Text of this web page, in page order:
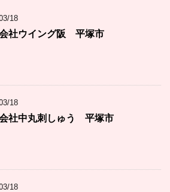
18
社ウイング阪 平塚市
18
社中丸刺しゅう 平塚市
18